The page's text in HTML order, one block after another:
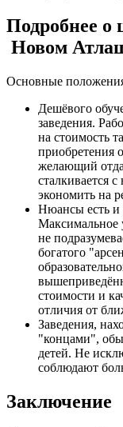
Подробнее о
Новом
Основные
Дешёвого
заведения.
на стоимость
приобретения
желающий
сталкивается
экономить на
Нюансы есть и
Максимальное
не
богатого
стоимости и
отличия от
Заведения,
"концами",
детей. Не
соблюдают
Заключение